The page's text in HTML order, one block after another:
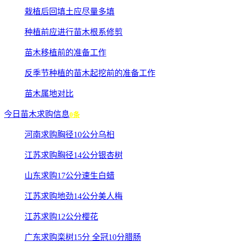
栽植后回填土应尽量多填
种植前应进行苗木根系修剪
苗木移植前的准备工作
反季节种植的苗木起挖前的准备工作
苗木属地对比
今日苗木求购信息0条
河南求购胸径10公分乌桕
江苏求购胸径14公分银杏树
山东求购17公分速生白蜡
江苏求购地劲14公分美人梅
江苏求购12公分樱花
广东求购栾树15分 全冠10分腊肠